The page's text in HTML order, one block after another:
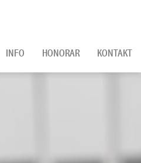
INFO HONORAR KONTAKT